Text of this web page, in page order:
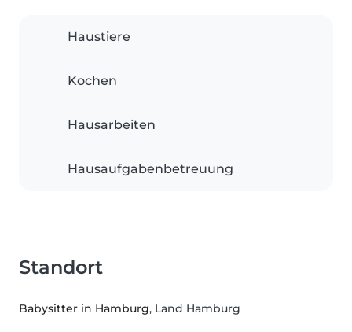
Haustiere
Kochen
Hausarbeiten
Hausaufgabenbetreuung
Standort
Babysitter in Hamburg, Land Hamburg